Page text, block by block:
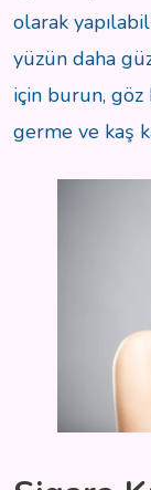
olarak
yüzün daha
için burun, göz
germe ve kaş